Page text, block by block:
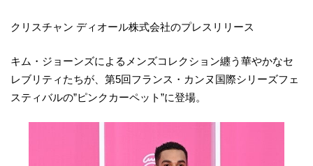
クリスチャン ディオール株式会社のプレスリリース
キム・ジョーンズによるメンズコレクション纏う華やかなセ
レブリティたちが、第5回フランス・カンヌ国際シリーズフェ
スティバルの”ピンクカーペット”に登場。